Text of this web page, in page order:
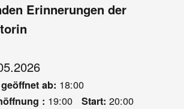
Erinnerungen der
ab: 18:00
: 19:00 Start: 20:00